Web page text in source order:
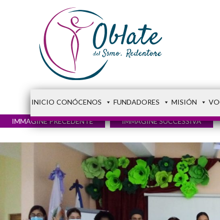
INICIO CONÓCENOS FUNDADORES MISIÓN
IMMAGINE PRECEDENTE IMMAGINE SUCCESSIVA